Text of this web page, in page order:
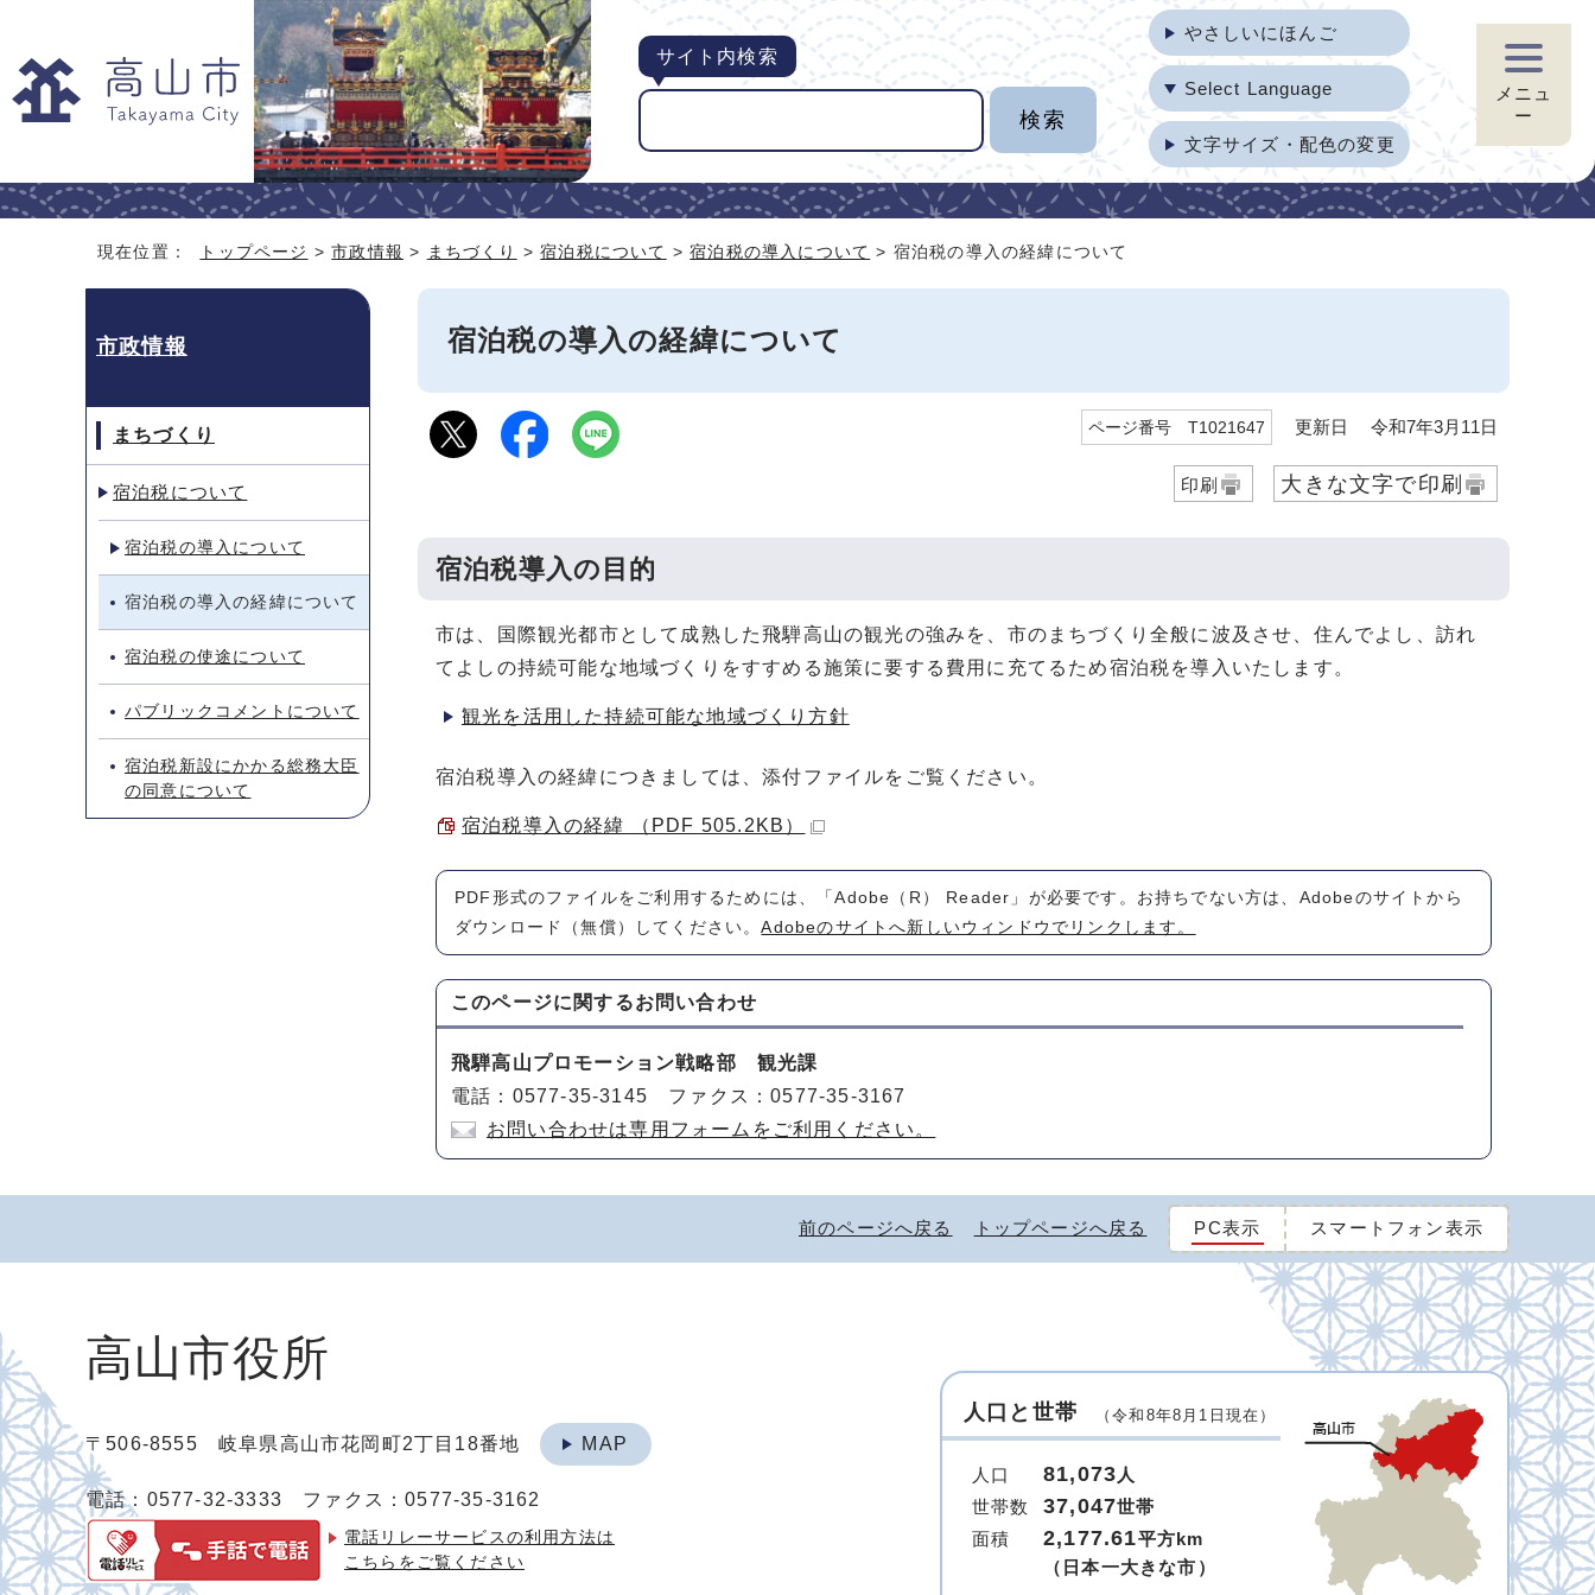
サイト内検索
やさしいにほんご
Select Language
文字サイズ・配色の変更
メニュ
ー
現在位置： トップページ >市政情報 > まちづくり >宿泊税について >宿泊税の導入について > 宿泊税の導入の経緯について
宿泊税の導入の経緯について
ページ番号 T1021647 更新日 令和7年3月11日
印刷 大きな文字で印刷
宿泊税導入の目的
市は、国際観光都市として成熟した飛騨高山の観光の強みを、市のまちづくり全般に波及させ、住んでよし、訪れ
てよしの持続可能な地域づくりをすすめる施策に要する費用に充てるため宿泊税を導入いたします。
観光を活用した持続可能な地域づくり方針
宿泊税導入の経緯につきましては、添付ファイルをご覧ください。
宿泊税導入の経緯 （PDF 505.2KB）
PDF形式のファイルをご利用するためには、「Adobe（R） Reader」が必要です。お持ちでない方は、Adobeのサイトから
ダウンロード（無償）してください。Adobeのサイトへ新しいウィンドウでリンクします。
このページに関するお問い合わせ
飛騨高山プロモーション戦略部 観光課
電話：0577-35-3145 ファクス：0577-35-3167
お問い合わせは専用フォームをご利用ください。
市政情報
まちづくり
宿泊税について
宿泊税の導入について
宿泊税の導入の経緯について
宿泊税の使途について
パブリックコメントについて
宿泊税新設にかかる総務大臣
の同意について
前のページへ戻る トップページへ戻る PC表示 スマートフォン表示
高山市役所
〒506-8555 岐阜県高山市花岡町2丁目18番地 MAP
電話：0577-32-3333 ファクス：0577-35-3162
電話リレーサービスの利用方法は
こちらをご覧ください
人口と世帯 （令和8年8月1日現在）
人口 81,073 人
世帯数
37,047世帯
面積
2,177.61平方km
（日本一大きな市）